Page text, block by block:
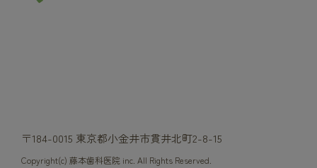
〒184-0015 東京都小金井市貫井北町2-8-15
Copyright(c) 藤本歯科医院 inc. All Rights Reserved.